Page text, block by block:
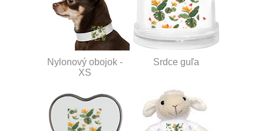
Nylonový obojok -
XS
Srdce guľa